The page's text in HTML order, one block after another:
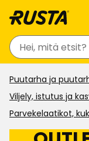
Haku
Puutarha ja
Viljely, istutus ja
Parvekelaatikot,